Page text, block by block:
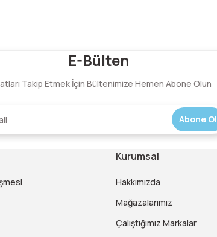
Yorum Yaz
E-Bülten
Takip Etmek İçin Bültenimize Hemen Abone Olun
Abone Ol
Kurumsal
Hakkımızda
Mağazalarımız
Çalıştığımız Markalar